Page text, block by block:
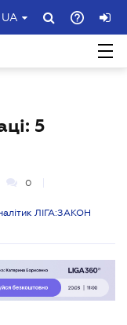
UA
5
0
ЛІГА:ЗАКОН